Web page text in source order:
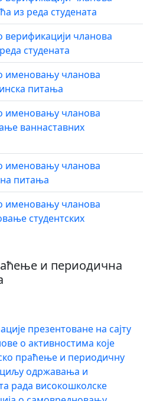
из реда студената
верификацији чланова
студената
именовању чланова
питања
именовању чланова
ваннаставних
именовању чланова
питања
именовању чланова
студентских
и периодична
презентоване на сајту
о активностима које
праћење и периодичну
циљу одржавања и
рада високошколске